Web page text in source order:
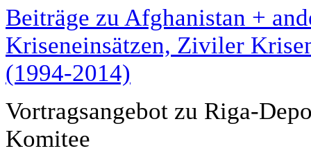
Beiträge zu Afghanistan +
Kriseneinsätzen, Ziviler
(1994-2014)
Vortragsangebot zu Riga-
Komitee